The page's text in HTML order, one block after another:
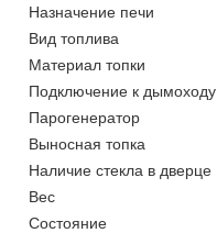
Назначение печи
Вид топлива
Материал топки
Подключение к дымоходу
Парогенератор
Выносная топка
Наличие стекла в дверце
Вес
Состояние